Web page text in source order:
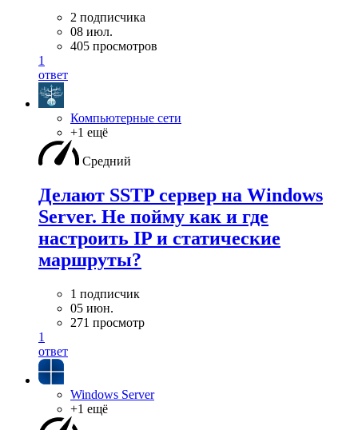
2 подписчика
08 июл.
405 просмотров
1
ответ
Компьютерные сети
+1 ещё
Средний
Делают SSTP сервер на Windows
Server. Не пойму как и где
настроить IP и статические
маршруты?
1 подписчик
05 июн.
271 просмотр
1
ответ
Windows Server
+1 ещё